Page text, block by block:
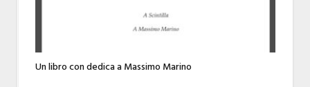
Un libro con dedica a Massimo Marino